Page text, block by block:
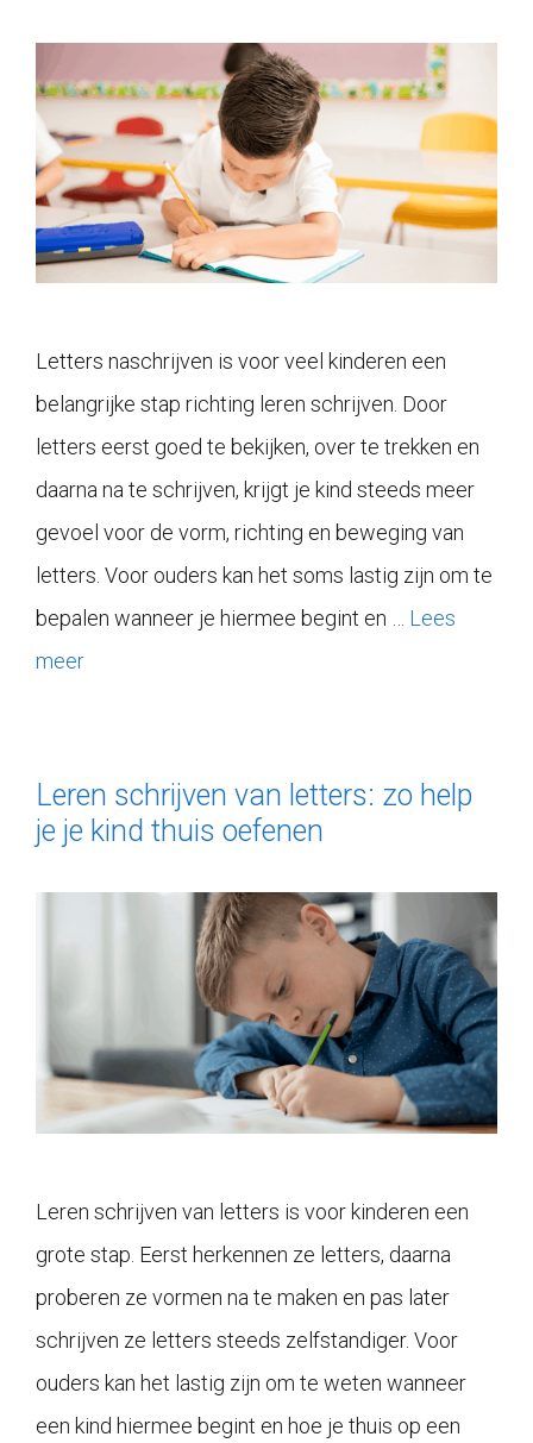
Letters naschrijven is voor veel kinderen een
belangrijke stap richting leren schrijven. Door
letters eerst goed te bekijken, over te trekken en
daarna na te schrijven, krijgt je kind steeds meer
gevoel voor de vorm, richting en beweging van
letters. Voor ouders kan het soms lastig zijn om te
bepalen wanneer je hiermee begint en … Lees
meer
Leren schrijven van letters: zo help
je je kind thuis oefenen
Leren schrijven van letters is voor kinderen een
grote stap. Eerst herkennen ze letters, daarna
proberen ze vormen na te maken en pas later
schrijven ze letters steeds zelfstandiger. Voor
ouders kan het lastig zijn om te weten wanneer
een kind hiermee begint en hoe je thuis op een